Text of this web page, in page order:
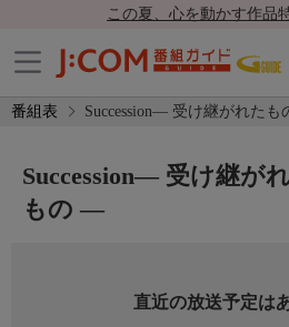
この夏、心を動かす作品
番組表 Succession― 受け継がれた
Succession― 受け継が
もの ―
直近の放送予定は